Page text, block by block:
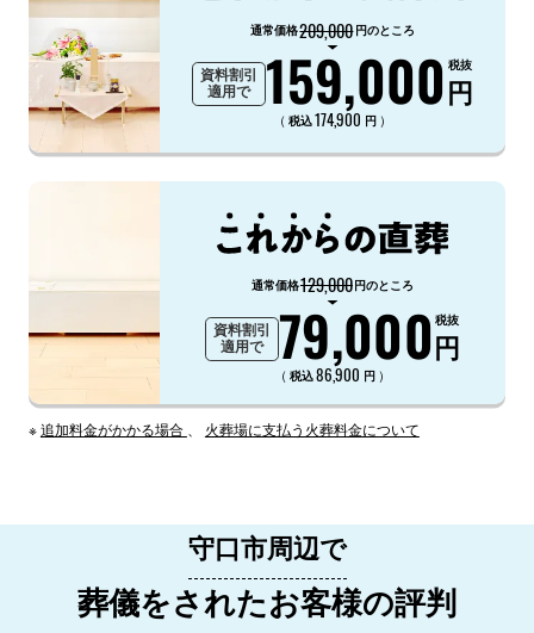
通常価格209,000円のところ
資料割引
適用で
159,000円
税抜
（ 税込174,900 円 ）
通常価格129,000円のところ
資料割引
適用で
79,000円
税抜
（ 税込86,900 円 ）
※追加料金がかかる場合 火葬場に支払う火葬料金について
守口市周辺で
葬儀をされたお客様の評判